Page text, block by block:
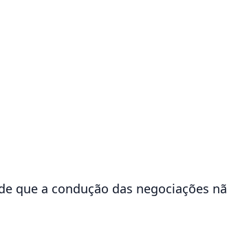
que a condução das negociações